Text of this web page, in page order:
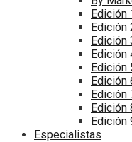
Edición
Edición
Edición
Edición
Edición
Edición
Edición
Edición
Edición
Especialistas